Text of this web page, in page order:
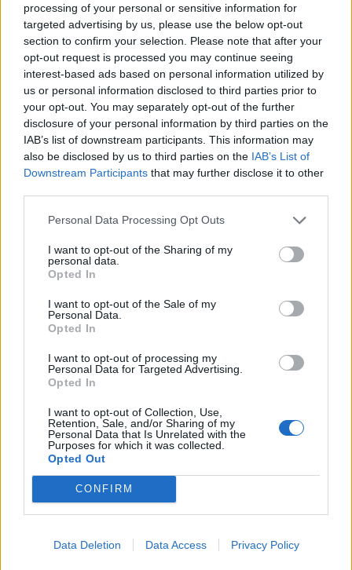
processing of your personal or sensitive information for
targeted advertising by us, please use the below opt-out
section to confirm your selection. Please note that after your
opt-out request is processed you may continue seeing
interest-based ads based on personal information utilized by
us or personal information disclosed to third parties prior to
your opt-out. You may separately opt-out of the further
disclosure of your personal information by third parties on the
IAB’s list of downstream participants. This information may
also be disclosed by us to third parties on the IAB’s List of
Downstream Participants that may further disclose it to other
Personal Data Processing Opt Outs
I want to opt-out of the Sharing of my
personal data.
Opted In
I want to opt-out of the Sale of my
Personal Data.
Opted In
I want to opt-out of processing my
Personal Data for Targeted Advertising.
Opted In
I want to opt-out of Collection, Use,
Retention, Sale, and/or Sharing of my
Personal Data that Is Unrelated with the
Purposes for which it was collected.
Opted Out
CONFIRM
Data Deletion Data Access Privacy Policy
Aktuelt
Advokatkæde åbner nyt kontor på
Mors: - Vi er klar til at gå all in
Frederikke Haandbæk Henriksen
Journalist
Følg os på Discover
07. august 2026 kl. 06.01
Opdateret kl. 08.55
Advodan Thisted udvider og åbner et nyt kontor
på gågaden i Nykøbing Mors.
Ifølge partner og advokat Louise Rosenkilde sker
åbningen blandt andet, fordi advokatkontoret
interesse fra både private og virksomheder på
- Der er efter vores opfattelse plads i markedet til
kompetent erhvervs- og privatretlig rådgivning,
som tilbydes af Advodan. Derudover ønsker vi at
komme tættere på både nuværende og nye
kunder på Mors, siger Louise Rosenkilde.